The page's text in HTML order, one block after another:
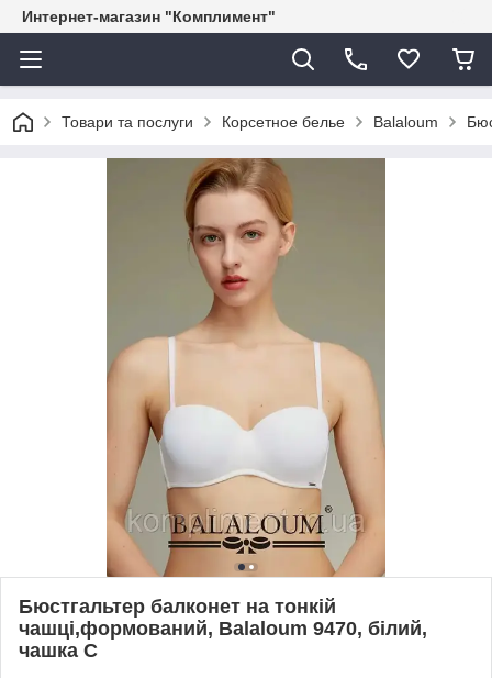
Интернет-магазин "Комплимент"
Товари та послуги Корсетное белье Balaloum
Бюстгальтер балконет на тонкій
чашці,формований, Balaloum 9470, білий,
чашка С